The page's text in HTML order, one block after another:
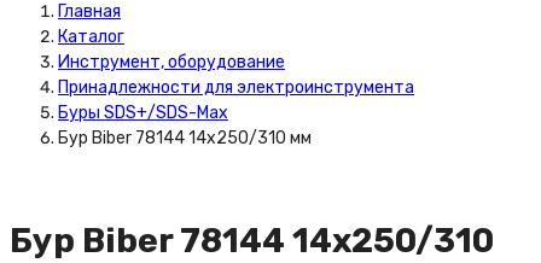
Главная
Каталог
Инструмент, оборудование
Принадлежности для электроинструмента
Буры SDS+/SDS-Max
Бур Biber 78144 14х250/310 мм
Бур Biber 78144 14х250/310